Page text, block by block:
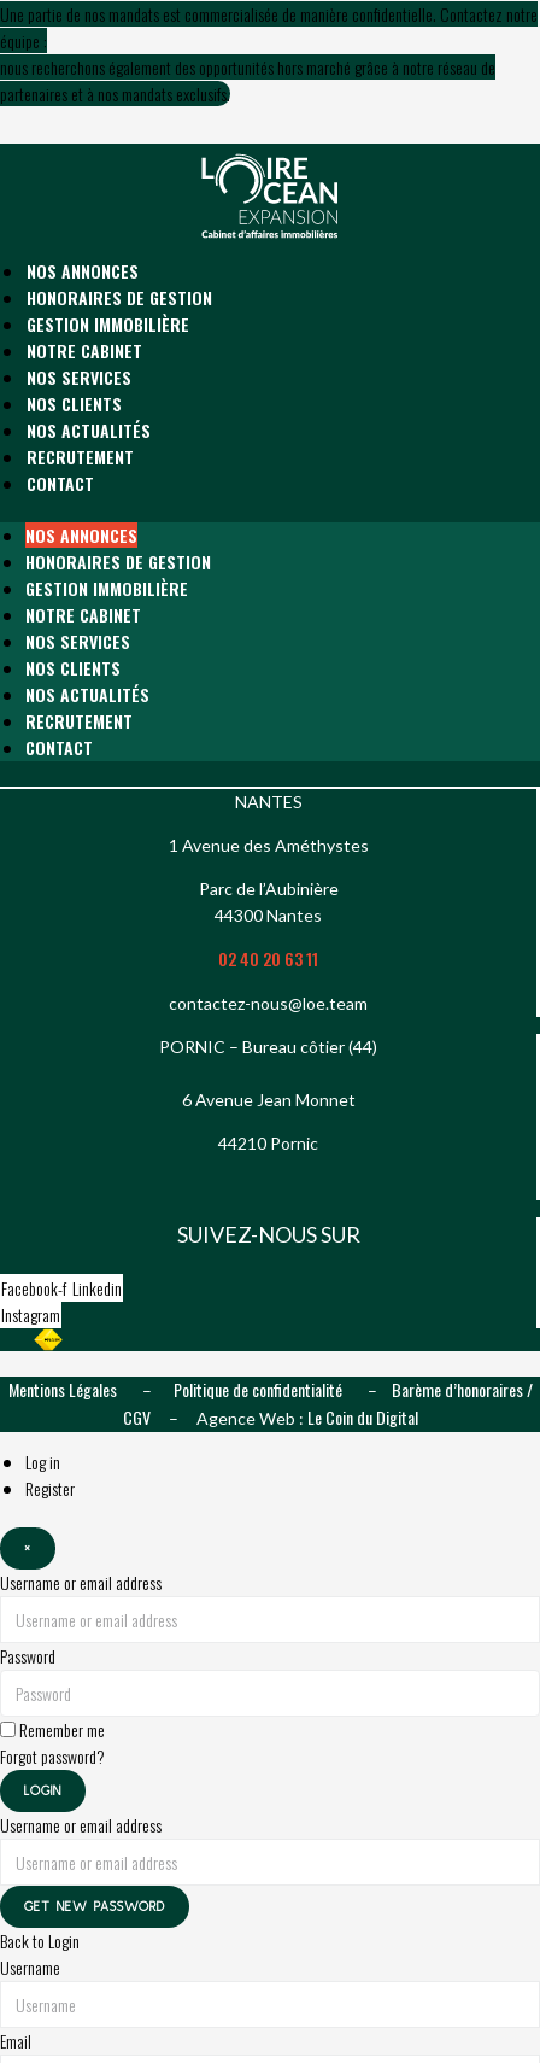
Une partie de nos mandats est commercialisée de manière confidentielle. Contactez notre
équipe :
nous recherchons également des opportunités hors marché grâce à notre réseau de
partenaires et à nos mandats exclusifs.
NOS ANNONCES
HONORAIRES DE GESTION
GESTION IMMOBILIÈRE
NOTRE CABINET
NOS SERVICES
NOS CLIENTS
NOS ACTUALITÉS
RECRUTEMENT
CONTACT
NOS ANNONCES
HONORAIRES DE GESTION
GESTION IMMOBILIÈRE
NOTRE CABINET
NOS SERVICES
NOS CLIENTS
NOS ACTUALITÉS
RECRUTEMENT
CONTACT
NANTES
1 Avenue des Améthystes
Parc de l’Aubinière
44300 Nantes
02 40 20 63 11
contactez-nous@loe.team
PORNIC – Bureau côtier (44)
6 Avenue Jean Monnet
44210 Pornic
SUIVEZ-NOUS SUR
Facebook-f Linkedin
Instagram
Mentions Légales– Politique de confidentialité– Barème d’honoraires /
CGV– Agence Web : Le Coin du Digital
Log in
Register
×
Username or email address
Password
Remember me
Forgot password?
LOGIN
Username or email address
GET NEW PASSWORD
Back to Login
Username
Email